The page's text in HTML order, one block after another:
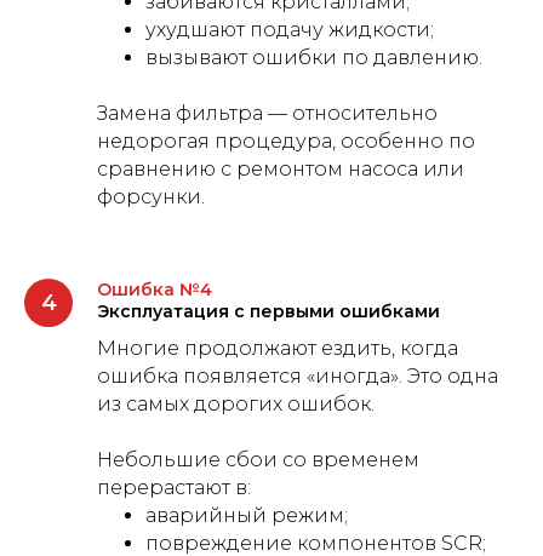
ухудшают подачу жидкости;
вызывают ошибки по давлению.
Замена фильтра — относительно
недорогая процедура, особенно по
сравнению с ремонтом насоса или
форсунки.
Ошибка №4
Эксплуатация с первыми ошибками
Многие продолжают ездить, когда
ошибка появляется «иногда». Это одна
из самых дорогих ошибок.
Небольшие сбои со временем
перерастают в:
аварийный режим;
повреждение компонентов SCR;